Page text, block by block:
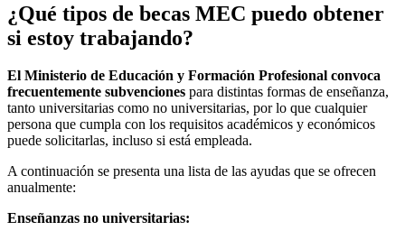
¿Qué tipos de becas MEC puedo obtener
si estoy trabajando?
El Ministerio de Educación y Formación Profesional convoca
frecuentemente subvenciones para distintas formas de enseñanza,
tanto universitarias como no universitarias, por lo que cualquier
persona que cumpla con los requisitos académicos y económicos
puede solicitarlas, incluso si está empleada.
A continuación se presenta una lista de las ayudas que se ofrecen
anualmente:
Enseñanzas no universitarias: